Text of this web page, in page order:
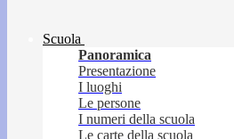
Scuola
Panoramica
Presentazione
I luoghi
Le persone
I numeri della scuola
Le carte della scuola